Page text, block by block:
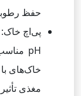
حفظ
پی‌اچ خاک:
مغذی